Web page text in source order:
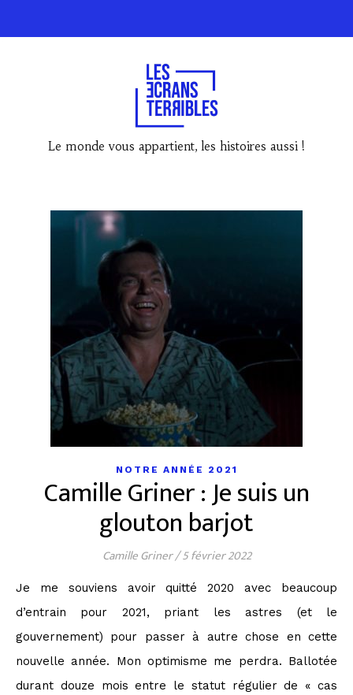
Le monde vous appartient, les histoires aussi !
NOTRE ANNÉE 2021
Camille Griner : Je suis un
glouton barjot
Camille Griner/5 février 2022
Je me souviens avoir quitté 2020 avec beaucoup
d’entrain pour 2021, priant les astres (et le
gouvernement) pour passer à autre chose en cette
nouvelle année. Mon optimisme me perdra. Ballotée
durant douze mois entre le statut régulier de « cas